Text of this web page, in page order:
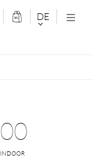
DE